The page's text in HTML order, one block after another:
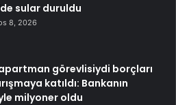
sular duruldu
8, 2026
görevlisiydi borçları
katıldı: Bankanın
milyoner oldu